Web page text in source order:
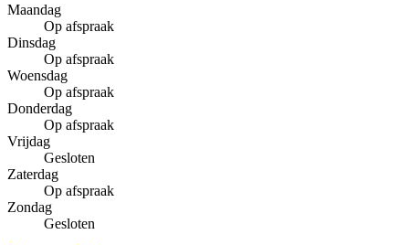
Maandag
Op afspraak
Dinsdag
Op afspraak
Woensdag
Op afspraak
Donderdag
Op afspraak
Vrijdag
Gesloten
Zaterdag
Op afspraak
Zondag
Gesloten